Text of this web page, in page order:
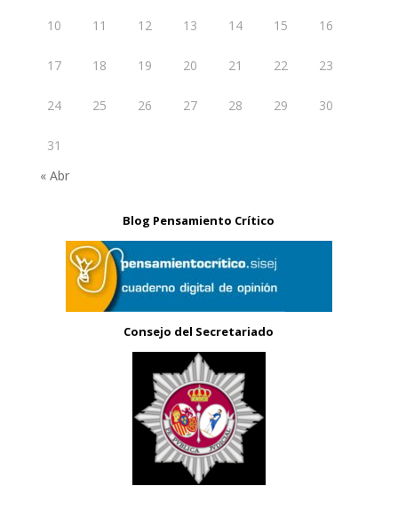
10 11 12 13 14 15 16
17 18 19 20 21 22 23
24 25 26 27 28 29 30
31
« Abr
Blog Pensamiento Crítico
Consejo del Secretariado